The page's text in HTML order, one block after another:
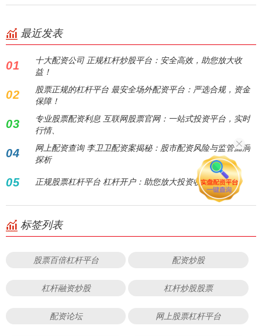
最近发表
01
十大配资公司 正规杠杆炒股平台：安全高效，助您放大收
益！
02
股票正规的杠杆平台 最安全场外配资平台：严选合规，资金
保障！
03
专业股票配资利息 互联网股票官网：一站式投资平台，实时
行情、
04
网上配资查询 李卫卫配资案揭秘：股市配资风险与监管漏洞
探析
05 正规股票杠杆平台 杠杆开户：助您放大投资收益
标签列表
股票百倍杠杆平台 配资炒股
杠杆融资炒股 杠杆炒股股票
配资论坛 网上股票杠杆平台